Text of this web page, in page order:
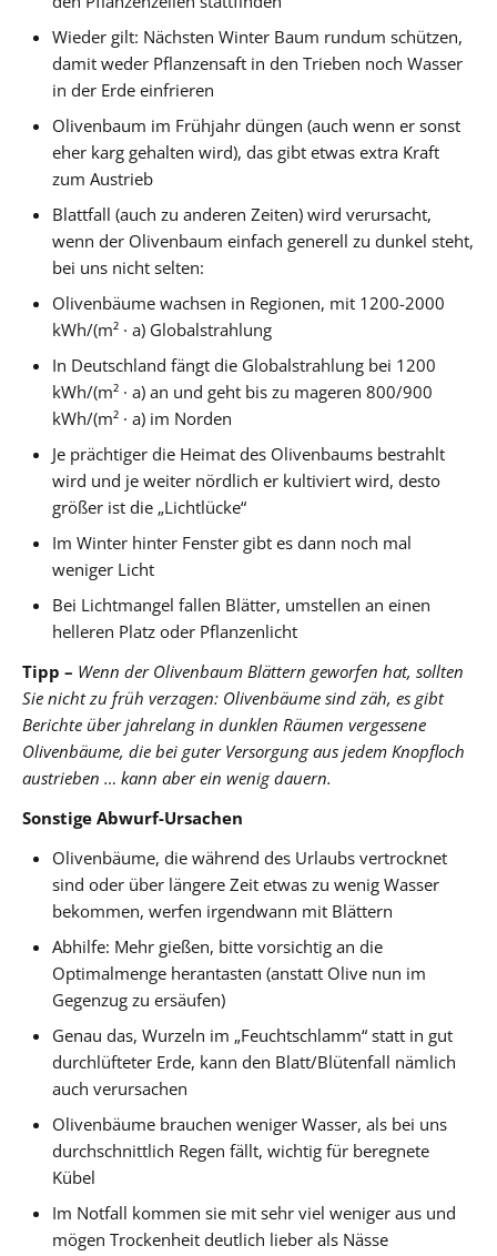
Wieder gilt: Nächsten Winter Baum rundum schützen,
damit weder Pflanzensaft in den Trieben noch Wasser
in der Erde einfrieren
Olivenbaum im Frühjahr düngen (auch wenn er sonst
eher karg gehalten wird), das gibt etwas extra Kraft
zum Austrieb
Blattfall (auch zu anderen Zeiten) wird verursacht,
wenn der Olivenbaum einfach generell zu dunkel steht,
bei uns nicht selten:
Olivenbäume wachsen in Regionen, mit 1200-2000
kWh/(m² · a) Globalstrahlung
In Deutschland fängt die Globalstrahlung bei 1200
kWh/(m² · a) an und geht bis zu mageren 800/900
kWh/(m² · a) im Norden
Je prächtiger die Heimat des Olivenbaums bestrahlt
wird und je weiter nördlich er kultiviert wird, desto
größer ist die „Lichtlücke“
Im Winter hinter Fenster gibt es dann noch mal
weniger Licht
Bei Lichtmangel fallen Blätter, umstellen an einen
helleren Platz oder Pflanzenlicht
Tipp – Wenn der Olivenbaum Blättern geworfen hat, sollten
Sie nicht zu früh verzagen: Olivenbäume sind zäh, es gibt
Berichte über jahrelang in dunklen Räumen vergessene
Olivenbäume, die bei guter Versorgung aus jedem Knopfloch
austrieben … kann aber ein wenig dauern.
Sonstige Abwurf-Ursachen
Olivenbäume, die während des Urlaubs vertrocknet
sind oder über längere Zeit etwas zu wenig Wasser
bekommen, werfen irgendwann mit Blättern
Abhilfe: Mehr gießen, bitte vorsichtig an die
Optimalmenge herantasten (anstatt Olive nun im
Gegenzug zu ersäufen)
Genau das, Wurzeln im „Feuchtschlamm“ statt in gut
durchlüfteter Erde, kann den Blatt/Blütenfall nämlich
auch verursachen
Olivenbäume brauchen weniger Wasser, als bei uns
durchschnittlich Regen fällt, wichtig für beregnete
Kübel
Im Notfall kommen sie mit sehr viel weniger aus und
mögen Trockenheit deutlich lieber als Nässe